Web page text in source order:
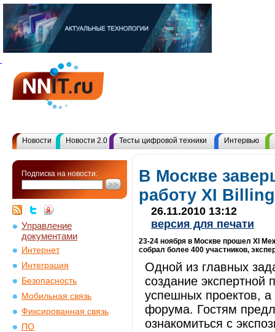
Новости Новости 2.0 Тесты цифровой техники Интервью
Подписка на новости:
Управление
документами
Интернет
Интеграция
Безопасность
Мобильная связь
Фиксированная связь
ПО
В Москве
работу XI
26.11.2010 13:12
версия для печати
23-24 ноября в Москве прошел XI
собрал более 400 участников,
Одной из главных
создание
успешных проектов, а
форума. Гостям
ознакомиться с